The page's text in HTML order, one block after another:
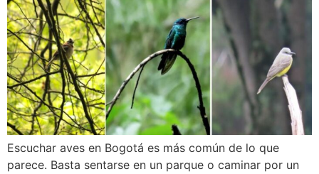
Escuchar aves en Bogotá es más común de lo que
parece. Basta sentarse en un parque o caminar por un